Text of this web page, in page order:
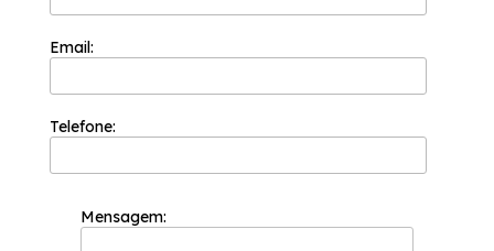
esquadrias, por exemplo, Cortina de Vidro
outros serviços. Desenvolvemos cada
trabalho de uma forma profissional e
com nossa empresa.
Email:
Telefone:
Mensagem: